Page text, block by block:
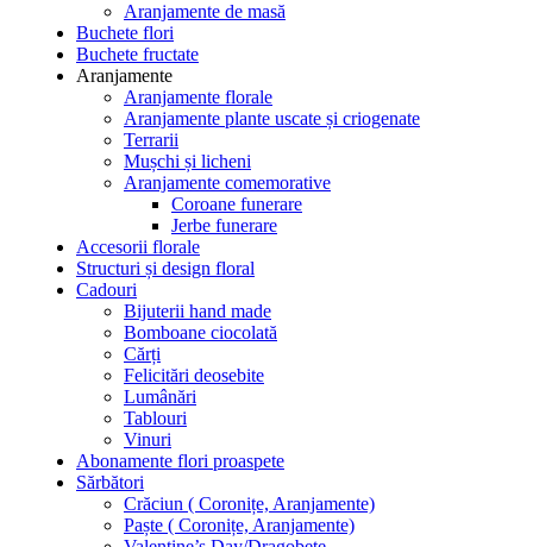
Aranjamente de masă
Buchete flori
Buchete fructate
Aranjamente
Aranjamente florale
Aranjamente plante uscate și criogenate
Terrarii
Mușchi și licheni
Aranjamente comemorative
Coroane funerare
Jerbe funerare
Accesorii florale
Structuri și design floral
Cadouri
Bijuterii hand made
Bomboane ciocolată
Cărți
Felicitări deosebite
Lumânări
Tablouri
Vinuri
Abonamente flori proaspete
Sărbători
Crăciun ( Coronițe, Aranjamente)
Paște ( Coronițe, Aranjamente)